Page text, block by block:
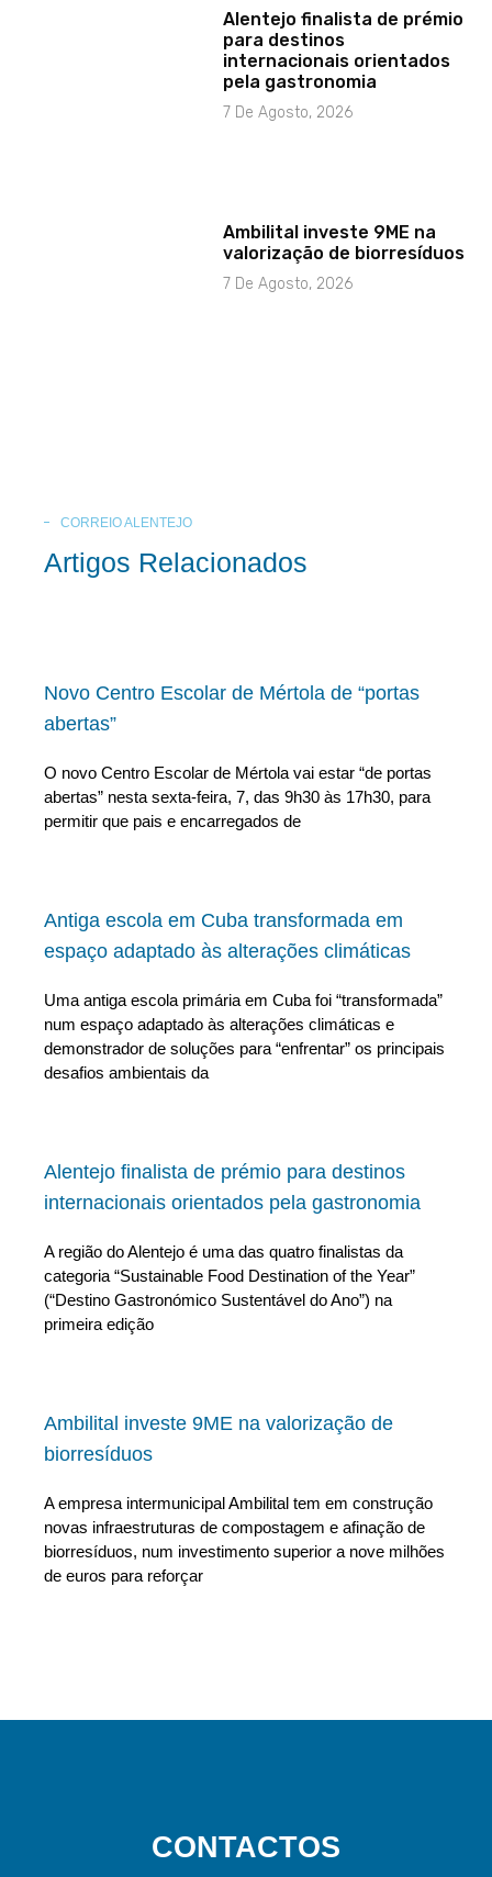
Alentejo finalista de prémio
para destinos
internacionais orientados
pela gastronomia
7 De Agosto, 2026
Ambilital investe 9ME na
valorização de biorresíduos
7 De Agosto, 2026
CORREIO ALENTEJO
Artigos Relacionados
Novo Centro Escolar de Mértola de “portas
abertas”
O novo Centro Escolar de Mértola vai estar “de portas
abertas” nesta sexta-feira, 7, das 9h30 às 17h30, para
permitir que pais e encarregados de
Antiga escola em Cuba transformada em
espaço adaptado às alterações climáticas
Uma antiga escola primária em Cuba foi “transformada”
num espaço adaptado às alterações climáticas e
demonstrador de soluções para “enfrentar” os principais
desafios ambientais da
Alentejo finalista de prémio para destinos
internacionais orientados pela gastronomia
A região do Alentejo é uma das quatro finalistas da
categoria “Sustainable Food Destination of the Year”
(“Destino Gastronómico Sustentável do Ano”) na
primeira edição
Ambilital investe 9ME na valorização de
biorresíduos
A empresa intermunicipal Ambilital tem em construção
novas infraestruturas de compostagem e afinação de
biorresíduos, num investimento superior a nove milhões
de euros para reforçar
CONTACTOS